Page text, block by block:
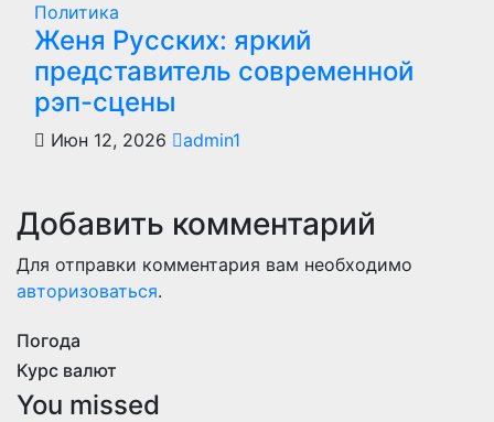
Политика
Женя Русских: яркий
представитель современной
рэп-сцены
Июн 12, 2026 admin1
Добавить комментарий
Для отправки комментария вам необходимо
авторизоваться.
Погода
Курс валют
You missed